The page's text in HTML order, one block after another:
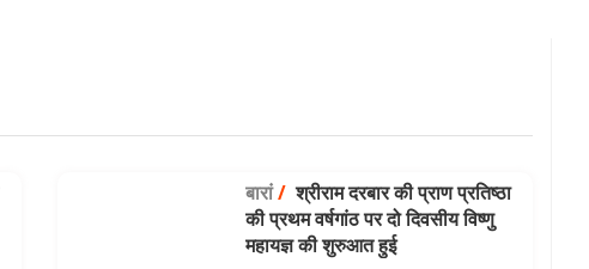
बारां/श्रीराम दरबार की प्राण प्रतिष्ठा
की प्रथम वर्षगांठ पर दो दिवसीय विष्णु
महायज्ञ की शुरुआत हुई